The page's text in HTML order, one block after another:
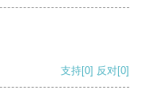
支持[0] 反对[0]